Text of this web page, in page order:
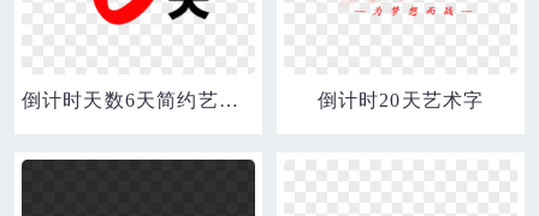
倒计时天数6天简约艺术字 倒计时20天艺术字